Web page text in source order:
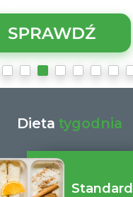
Dieta tygodnia
Standard